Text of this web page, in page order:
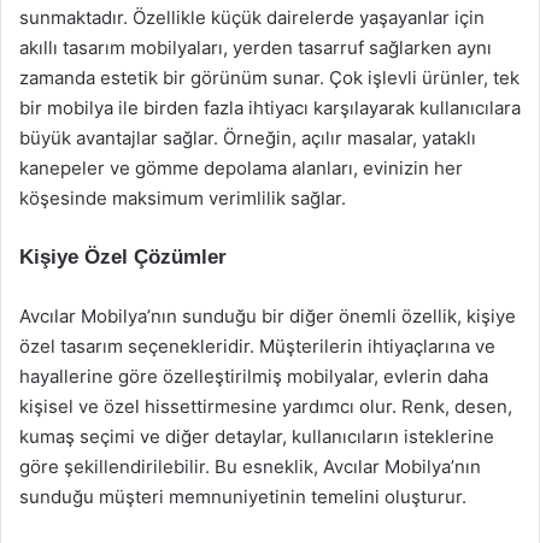
sunmaktadır. Özellikle küçük dairelerde yaşayanlar için
akıllı tasarım mobilyaları, yerden tasarruf sağlarken aynı
zamanda estetik bir görünüm sunar. Çok işlevli ürünler, tek
bir mobilya ile birden fazla ihtiyacı karşılayarak kullanıcılara
büyük avantajlar sağlar. Örneğin, açılır masalar, yataklı
kanepeler ve gömme depolama alanları, evinizin her
köşesinde maksimum verimlilik sağlar.
Kişiye Özel Çözümler
Avcılar Mobilya’nın sunduğu bir diğer önemli özellik, kişiye
özel tasarım seçenekleridir. Müşterilerin ihtiyaçlarına ve
hayallerine göre özelleştirilmiş mobilyalar, evlerin daha
kişisel ve özel hissettirmesine yardımcı olur. Renk, desen,
kumaş seçimi ve diğer detaylar, kullanıcıların isteklerine
göre şekillendirilebilir. Bu esneklik, Avcılar Mobilya’nın
sunduğu müşteri memnuniyetinin temelini oluşturur.